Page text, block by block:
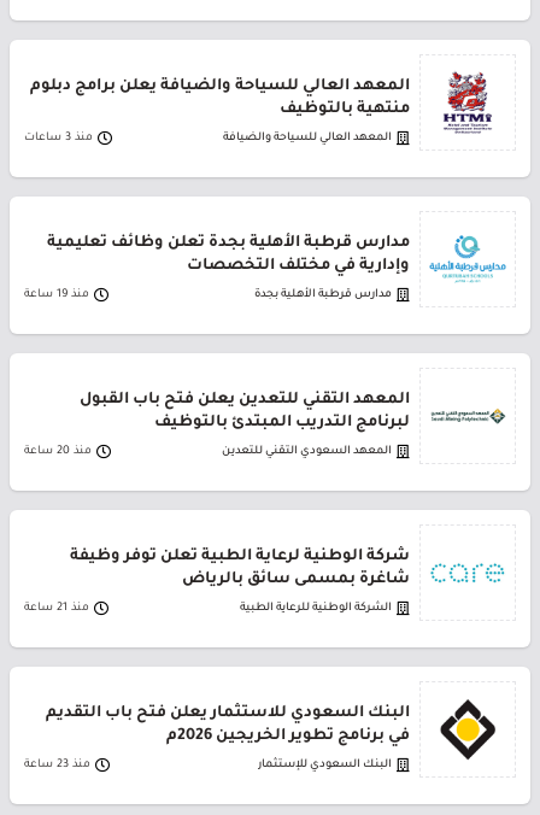
المعهد العالي للسياحة والضيافة يعلن برامج دبلوم
منتهية بالتوظيف
المعهد العالي للسياحة والضيافة منذ 3 ساعات
مدارس قرطبة الأهلية بجدة تعلن وظائف تعليمية
وإدارية في مختلف التخصصات
مدارس قرطبة الأهلية بجدة منذ 19 ساعة
المعهد التقني للتعدين يعلن فتح باب القبول
لبرنامج التدريب المبتدئ بالتوظيف
المعهد السعودي التقني للتعدين منذ 20 ساعة
شركة الوطنية لرعاية الطبية تعلن توفر وظيفة
شاغرة بمسمى سائق بالرياض
الشركة الوطنية للرعاية الطبية منذ 21 ساعة
البنك السعودي للاستثمار يعلن فتح باب التقديم
في برنامج تطوير الخريجين 2026م
البنك السعودي للإستثمار منذ 23 ساعة